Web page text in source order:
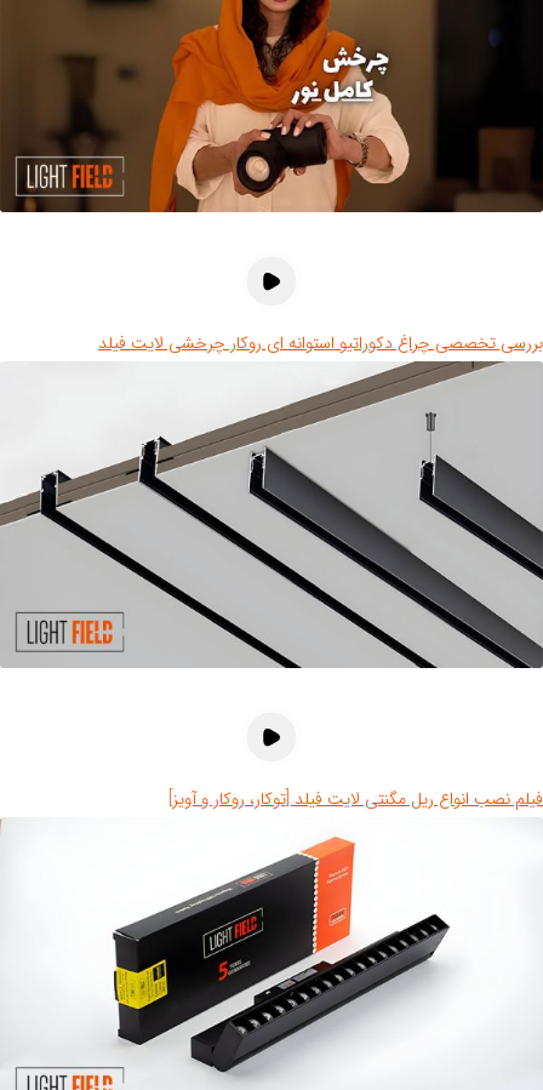
تخصصی چراغ دکوراتیو استوانه ای روکار چرخشی لایت فیلد
نصب انواع ریل مگنتی لایت فیلد [توکار، روکار و آویز]